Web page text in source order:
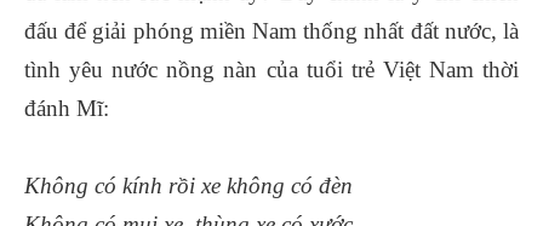
đấu để giải phóng miền Nam thống nhất đất nước, là
tình yêu nước nồng nàn của tuổi trẻ Việt Nam thời
đánh Mĩ:
Không có kính rồi xe không có đèn